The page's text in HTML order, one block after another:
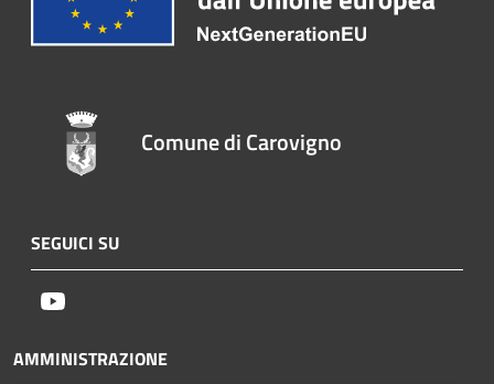
Comune di Carovigno
SEGUICI SU
AMMINISTRAZIONE